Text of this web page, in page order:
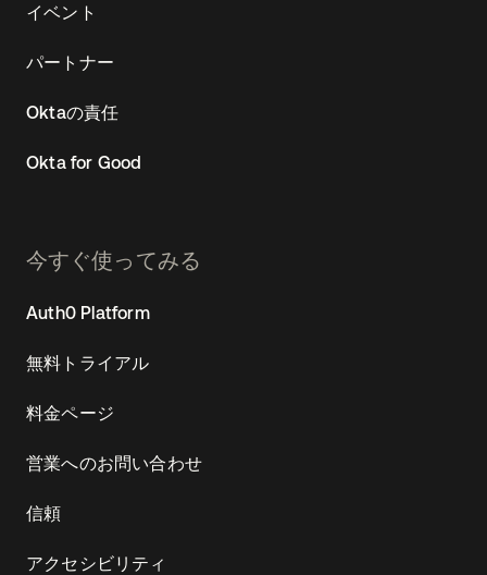
イベント
パートナー
Oktaの責任
Okta for Good
今すぐ使ってみる
Auth0 Platform
無料トライアル
料金ページ
営業へのお問い合わせ
信頼
アクセシビリティ